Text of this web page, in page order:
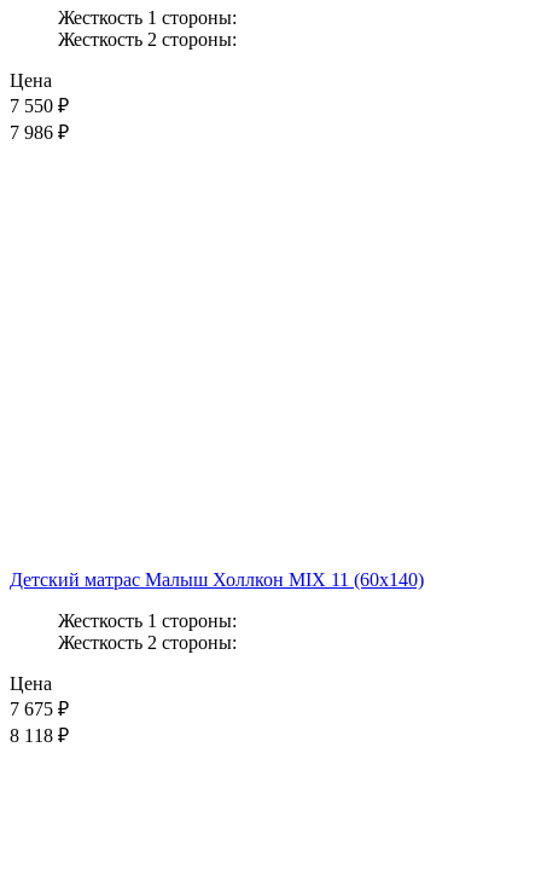
Жесткость 1 стороны:
Жесткость 2 стороны:
Цена
7 550 ₽
7 986 ₽
Детский матрас Малыш Холлкон MIX 11 (60x140)
Жесткость 1 стороны:
Жесткость 2 стороны:
Цена
7 675 ₽
8 118 ₽